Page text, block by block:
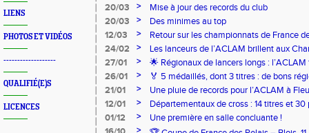
LIENS
PHOTOS ET VIDÉOS
-------------------
QUALIFIÉ(E)S
LICENCES
20/03
>
Mise à jour des records du club
20/03
>
Des minimes au top
12/03
>
Retour sur les championnats de France
24/02
>
Les lanceurs de l’ACLAM brillent aux
Lancers Longs à Nice
27/01 >
🌟 Régionaux de lancers longs :
sur-Loire
26/01 >
🏅 5 médaillés, dont 3 titres : de bons
pour l’Aclam !
21/01 >
Une pluie de records pour l’ACLAM à
12/01
>
Départementaux de cross : 14 titres et 30
01/12
>
Une première en salle concluante !
>